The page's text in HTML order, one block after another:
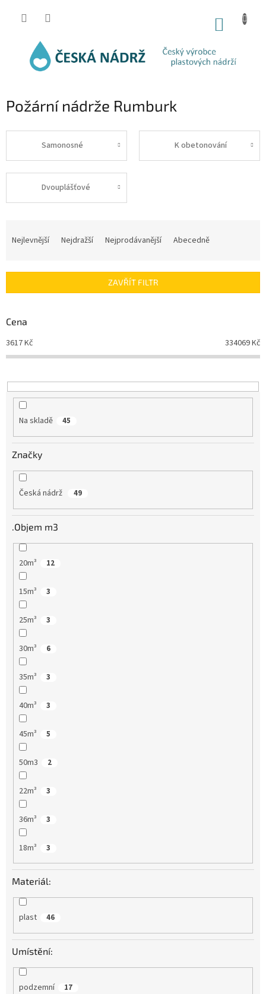
Požární nádrže Rumburk
Samonosné K obetonování
Dvouplášťové
í
r
o
d
u
t
ů
Nejlevnější Nejdražší Nejprodávanější Abecedně
ZAVŘÍT FILTR
Cena
3617Kč 334069Kč
Na skladě 45
Značky
Česká nádrž 49
.Objem m3
20m³ 12
15m³ 3
25m³ 3
30m³ 6
35m³ 3
40m³ 3
45m³ 5
50m3 2
22m³ 3
36m³ 3
18m³ 3
Materiál:
plast 46
Umístění:
podzemní 17